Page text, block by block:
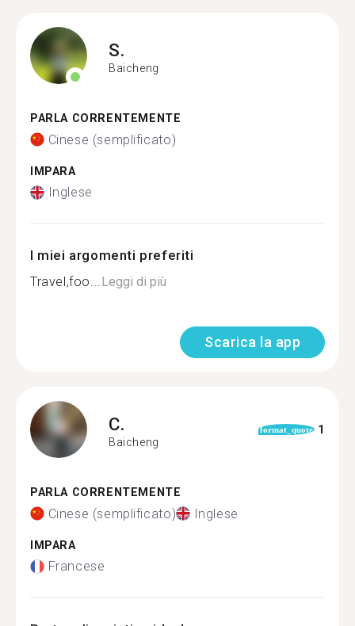
S.
Baicheng
PARLA CORRENTEMENTE
Cinese (semplificato)
IMPARA
Inglese
I miei argomenti preferiti
Travel,foo...Leggi di più
Scarica la app
C.
Baicheng
format_quote 1
PARLA CORRENTEMENTE
Cinese (semplificato) Inglese
IMPARA
Francese